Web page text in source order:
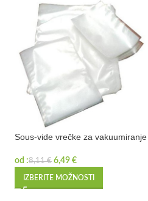
Sous-vide vrečke za vakuumiranje
od :8,11€ 6,49 €
IZBERITE MOŽNOSTI